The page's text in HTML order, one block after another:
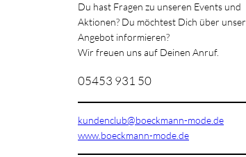
Du hast Fragen zu unseren Events und
Aktionen? Du möchtest Dich über unser
Angebot informieren?
Wir freuen uns auf Deinen Anruf.
05453 931 50
kundenclub@boeckmann-mode.de
www.boeckmann-mode.de